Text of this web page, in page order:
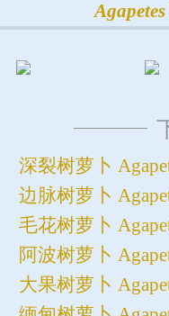
Agapetes
深裂树萝卜
边脉树萝卜
毛花树萝卜
阿波树萝卜
大果树萝卜